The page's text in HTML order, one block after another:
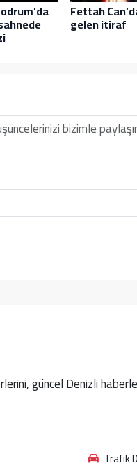
Fettah
gelen itiraf
güncel Denizli
Trafik